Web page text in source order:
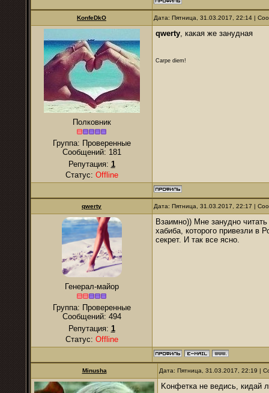
KonfeDkO Дата: Пятница, 31.03.2017, 22:14 |
Полковник
Группа: Проверенные
Сообщений: 181
Репутация: 1
Статус: Offline
qwerty, какая же занудная
Carpe diem!
qwerty Дата: Пятница, 31.03.2017, 22:17 |
Генерал-майор
Группа: Проверенные
Сообщений: 494
Репутация: 1
Статус: Offline
Взаимно)) Мне занудно
хабиба, которого привезли в
секрет. И так все ясно.
Minusha Дата: Пятница, 31.03.2017, 22:19 |
Kонфетка не ведись, кидай